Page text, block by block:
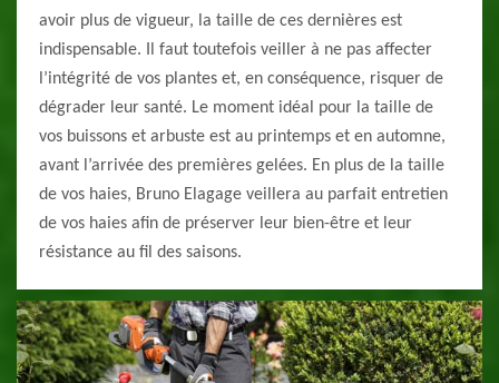
avoir plus de vigueur, la taille de ces dernières est
indispensable. Il faut toutefois veiller à ne pas affecter
l’intégrité de vos plantes et, en conséquence, risquer de
dégrader leur santé. Le moment idéal pour la taille de
vos buissons et arbuste est au printemps et en automne,
avant l’arrivée des premières gelées. En plus de la taille
de vos haies, Bruno Elagage veillera au parfait entretien
de vos haies afin de préserver leur bien-être et leur
résistance au fil des saisons.